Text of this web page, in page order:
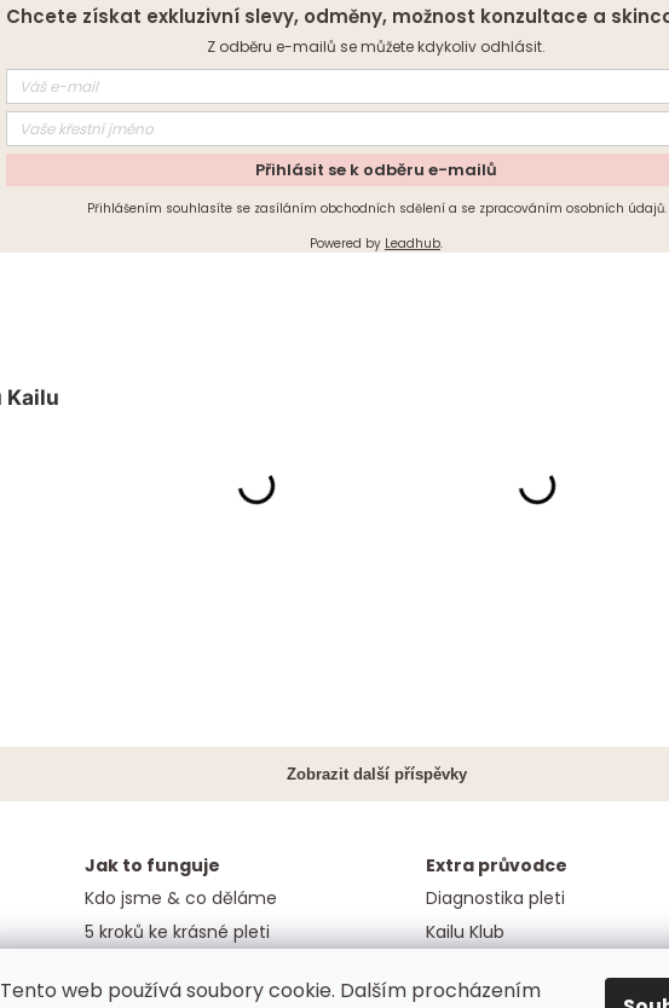
Tento web používá soubory cookie. Dalším procházením
Chcete získat exkluzivní slevy, odměny, možnost konzultace a
Z odběru e-mailů se můžete kdykoliv odhlásit.
Přihlásit se k odběru e-mailů
Přihlášením souhlasíte se zasíláním obchodních sdělení a se zpracováním osobních údajů.
Powered by Leadhub.
Jak to funguje
Kdo jsme & co děláme
5 kroků ke krásné pleti
Extra průvodce
Diagnostika pleti
Kailu Klub